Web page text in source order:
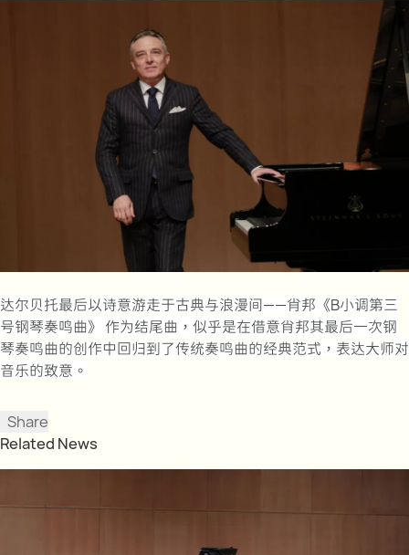
达尔贝托最后以诗意游走于古典与浪漫间——肖邦《B小调第三
号钢琴奏鸣曲》 作为结尾曲，似乎是在借意肖邦其最后一次钢
琴奏鸣曲的创作中回归到了传统奏鸣曲的经典范式，表达大师对
音乐的致意。
Share
Related News